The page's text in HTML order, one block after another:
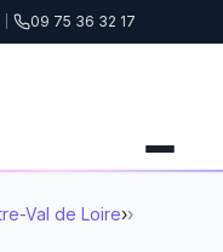
09 75 36 32 17
Val de Loire›